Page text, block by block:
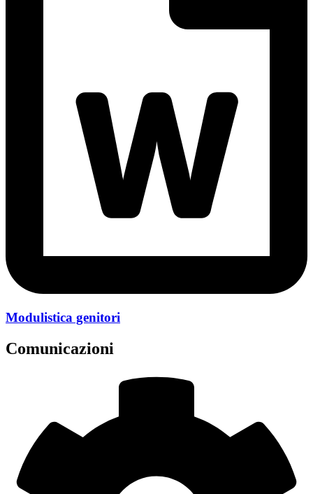
Modulistica genitori
Comunicazioni